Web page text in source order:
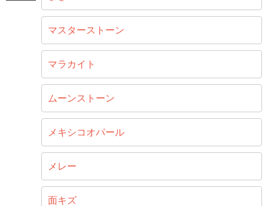
マスターストーン
マラカイト
ムーンストーン
メキシコオパール
メレー
面キズ